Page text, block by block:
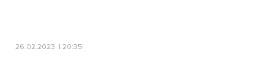
26.02.2023 20:35